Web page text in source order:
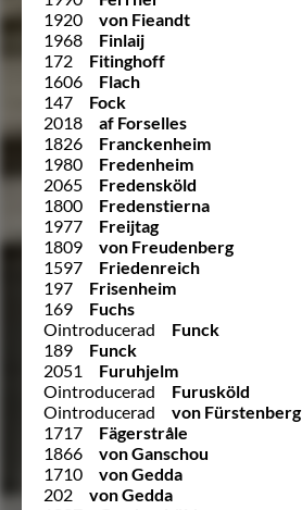
1920
von Fieandt
1968
Finlaij
172
Fitinghoff
1606
Flach
147
Fock
2018
af Forselles
1826
Franckenheim
1980
Fredenheim
2065
Fredensköld
1800
Fredenstierna
1977
Freijtag
1809
von Freudenberg
1597
Friedenreich
197
Frisenheim
169
Fuchs
Ointroducerad
Funck
189
Funck
2051
Furuhjelm
Ointroducerad
Furusköld
Ointroducerad
von Fürstenberg
1717
Fägerstråle
1866
von Ganschou
1710
von Gedda
202
von Gedda